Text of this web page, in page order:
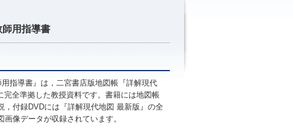
用指導書
用指導書』は，二宮書店版地図帳『詳解現代
完全準拠した教授資料です。書籍には地図帳
，付録DVDには『詳解現代地図 最新版』の全
像データが収録されています。